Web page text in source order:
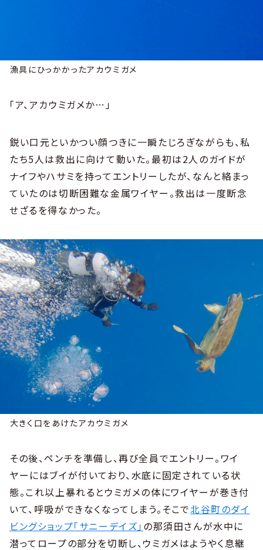
漁具にひっかかったアカウミガメ
「ア、アカウミガメか…」
鋭い口元といかつい顔つきに一瞬たじろぎながらも、私
たち5人は救出に向けて動いた。最初は2人のガイドが
ナイフやハサミを持ってエントリーしたが、なんと絡まっ
ていたのは切断困難な金属ワイヤー。救出は一度断念
せざるを得なかった。
大きく口をあけたアカウミガメ
その後、ペンチを準備し、再び全員でエントリー。ワイ
ヤーにはブイが付いており、水底に固定されている状
態。これ以上暴れるとウミガメの体にワイヤーが巻き付
いて、呼吸ができなくなってしまう。そこで北谷町のダイ
ビングショップ「サニーデイズ」 の那須田さんが水中に
潜ってロープの部分を切断し、ウミガメはようやく息継